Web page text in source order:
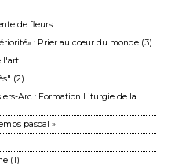
de fleurs
: Prier au cœur du monde (3)
l'art
(2)
Arc : Formation Liturgie de la
pascal »
(1)